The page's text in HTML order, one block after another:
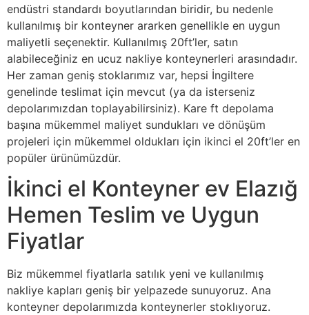
endüstri standardı boyutlarından biridir, bu nedenle
kullanılmış bir konteyner ararken genellikle en uygun
maliyetli seçenektir. Kullanılmış 20ft’ler, satın
alabileceğiniz en ucuz nakliye konteynerleri arasındadır.
Her zaman geniş stoklarımız var, hepsi İngiltere
genelinde teslimat için mevcut (ya da isterseniz
depolarımızdan toplayabilirsiniz). Kare ft depolama
başına mükemmel maliyet sundukları ve dönüşüm
projeleri için mükemmel oldukları için ikinci el 20ft’ler en
popüler ürünümüzdür.
İkinci el Konteyner ev Elazığ
Hemen Teslim ve Uygun
Fiyatlar
Biz mükemmel fiyatlarla satılık yeni ve kullanılmış
nakliye kapları geniş bir yelpazede sunuyoruz. Ana
konteyner depolarımızda konteynerler stoklıyoruz.